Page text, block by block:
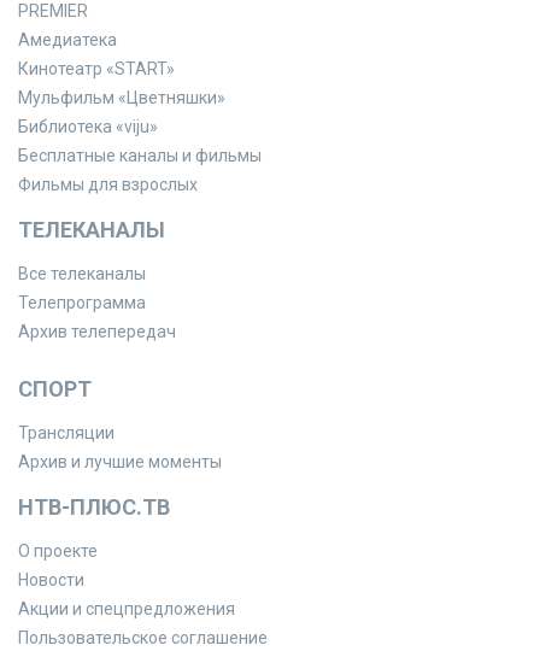
PREMIER
Амедиатека
Кинотеатр «START»
Мульфильм «Цветняшки»
Библиотека «viju»
Бесплатные каналы и фильмы
Фильмы для взрослых
ТЕЛЕКАНАЛЫ
Все телеканалы
Телепрограмма
Архив телепередач
СПОРТ
Трансляции
Архив и лучшие моменты
НТВ-ПЛЮС.ТВ
О проекте
Новости
Акции и спецпредложения
Пользовательское соглашение